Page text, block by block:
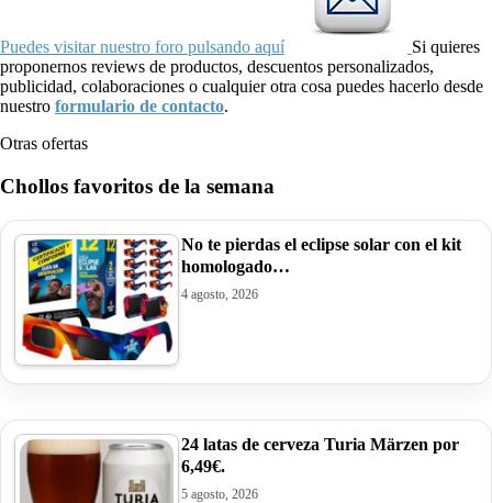
Puedes visitar nuestro foro pulsando aquí
Si quieres
proponernos reviews de productos, descuentos personalizados,
publicidad, colaboraciones o cualquier otra cosa puedes hacerlo desde
nuestro formulario de contacto.
Otras ofertas
Chollos favoritos de la semana
No te pierdas el eclipse solar con el kit
homologado…
4 agosto, 2026
24 latas de cerveza Turia Märzen por
6,49€.
5 agosto, 2026